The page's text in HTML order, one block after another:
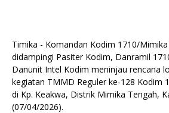
Timika - Komandan Kodim 1710/
didampingi Pasiter Kodim, Danramil
Danunit Intel Kodim meninjau rencana
kegiatan TMMD Reguler ke-128 Kodim
di Kp. Keakwa, Distrik Mimika Tengah,
(07/04/2026).